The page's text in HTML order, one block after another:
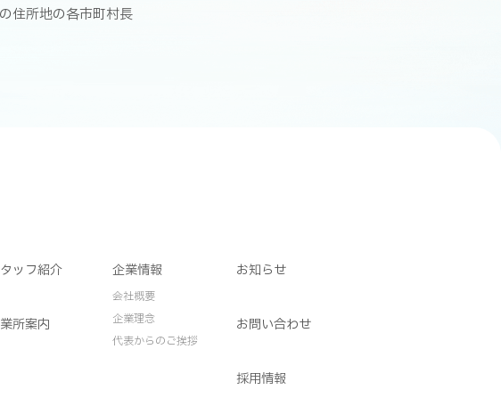
住所地の各市町村長
ッフ紹介
所案内
企業情報
会社概要
企業理念
代表からのご挨拶
お知らせ
お問い合わせ
採用情報